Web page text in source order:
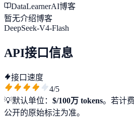
DataLearnerAI博客
暂无介绍博客
DeepSeek-V4-Flash
API接口信息
接口速度
4/5
💡默认单位： $/100万 tokens。若计
公开的原始标注为准。